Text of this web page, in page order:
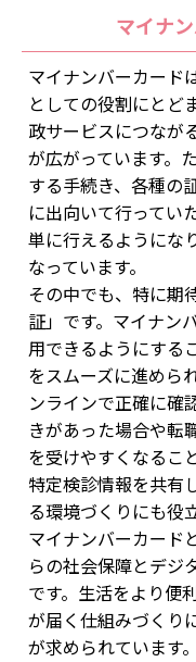
マイナ
マイナンバーカード
としての役割にとど
政サービスにつなが
が広がっています。
する手続き、各種の
に出向いて行ってい
単に行えるようにな
なっています。
その中でも、特に期
証」です。マイナン
用できるようにする
をスムーズに進めら
ンラインで正確に確
きがあった場合や転
を受けやすくなるこ
特定検診情報を共有
る環境づくりにも役
マイナンバーカード
らの社会保障とデジ
です。生活をより便
が届く仕組みづくり
が求められています。